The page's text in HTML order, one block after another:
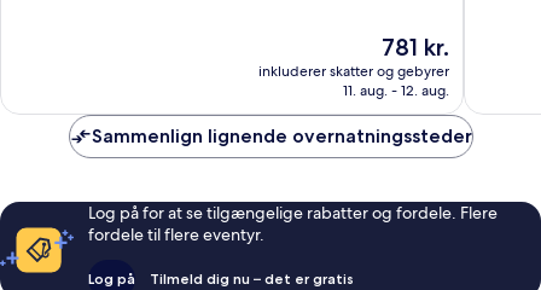
Prisen
er
781 kr.
781 kr.
inkluderer skatter og gebyrer
11. aug. - 12. aug.
Sammenlign lignende overnatningssteder
Log på for at se tilgængelige rabatter og fordele. Flere
fordele til flere eventyr.
Log på Tilmeld dig nu – det er gratis